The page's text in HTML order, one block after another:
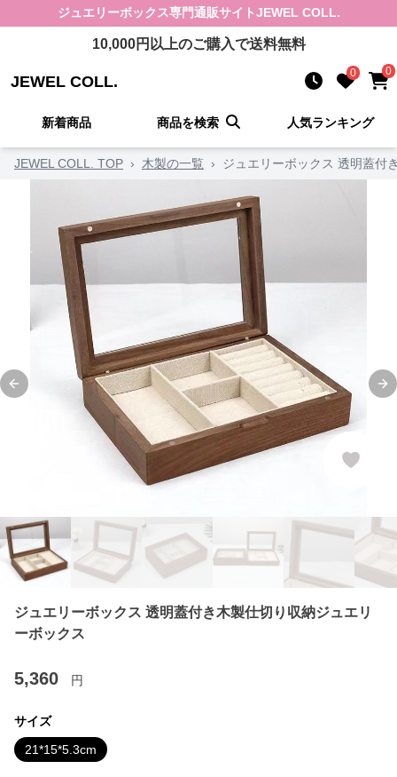
ジュエリーボックス専門通販サイトJEWEL COLL.
10,000円以上のご購入で送料無料
JEWEL COLL. 0 0
新着商品 商品を検索 人気ランキング
JEWEL COLL. TOP › 木製の一覧 › ジュエリーボックス 透明蓋付
Previous slide
ジュエリーボックス 透明蓋付き木製仕切り収納ジュエリ
ーボックス
5,360 円
サイズ
21*15*5.3cm